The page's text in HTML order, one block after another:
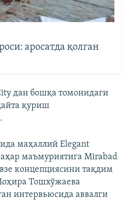
аросатда қолган
дан бошқа томонидаги
қуриш
маҳаллий Elegant
маъмуриятига Mirabad
концепциясини тақдим
Тошхўжаева
интервьюсида аввалги